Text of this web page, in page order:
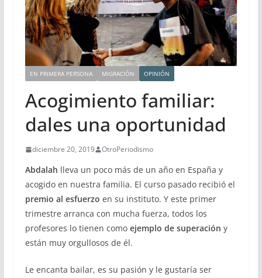
EN PRIMERA PERSONA MIGRACIÓN OPINIÓN
Acogimiento familiar:
dales una oportunidad
diciembre 20, 2019 OtroPeriodismo
Abdalah lleva un poco más de un año en España y
acogido en nuestra familia. El curso pasado recibió el
premio al esfuerzo en su instituto. Y este primer
trimestre arranca con mucha fuerza, todos los
profesores lo tienen como ejemplo de superación y
están muy orgullosos de él.
Le encanta bailar, es su pasión y le gustaría ser